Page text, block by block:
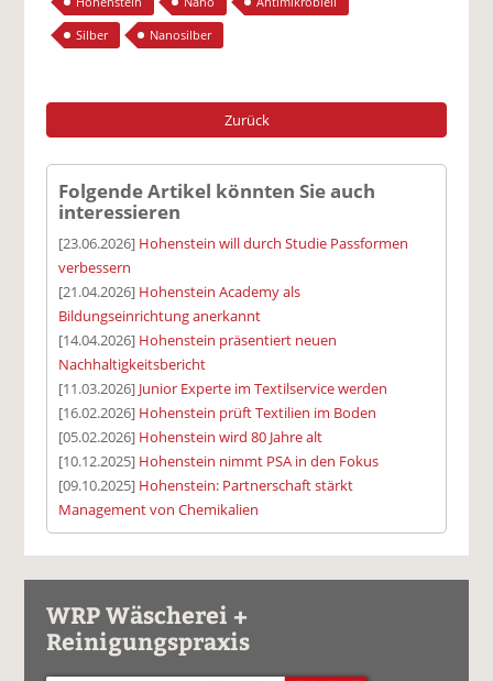
Silber
Nanosilber
Zurück
Folgende Artikel könnten Sie auch
interessieren
[23.06.2026] Hohenstein will durch Studie Passformen
verbessern
[21.04.2026] Hohenstein Academy als
Bildungseinrichtung anerkannt
[14.04.2026] Hohenstein präsentiert neuen
Nachhaltigkeitsbericht
[11.03.2026] Junior Experte im Textilservice werden
[16.02.2026] Hohenstein prüft Textilien im Boden
[05.02.2026] Hohenstein wird 80 Jahre alt
[10.12.2025] Hohenstein nimmt PSA in den Fokus
[09.10.2025] Hohenstein: Partnerschaft stärkt
Management von Chemikalien
WRP Wäscherei +
Reinigungspraxis